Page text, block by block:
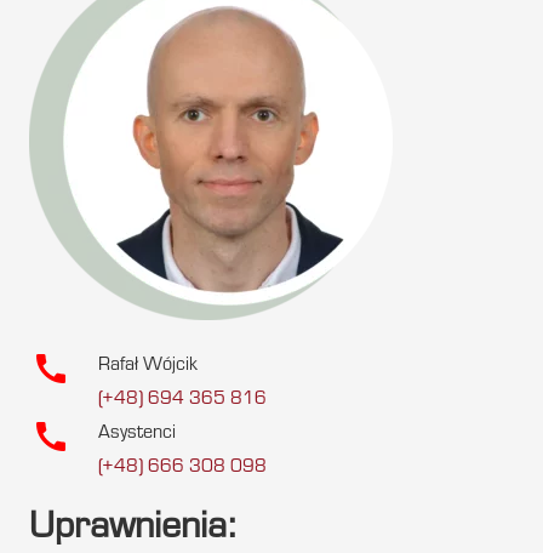
call
Rafał Wójcik
(+48) 694 365 816
call
Asystenci
(+48) 666 308 098
Uprawnienia: